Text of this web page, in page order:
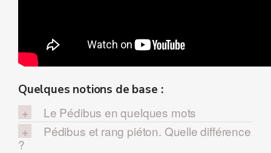
Quelques notions de base :
Le Pédibus en quelques mots
Pédibus et rang piéton. Quelle différence
?